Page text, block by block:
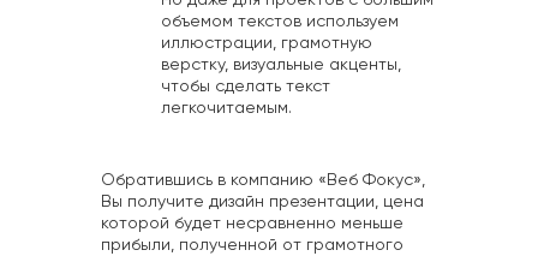
объемом текстов используем
иллюстрации, грамотную
верстку, визуальные акценты,
чтобы сделать текст
легкочитаемым.
Обратившись в компанию «Веб Фокус»,
Вы получите дизайн презентации, цена
которой будет несравненно меньше
прибыли, полученной от грамотного